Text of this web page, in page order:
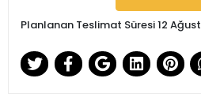
Planlanan Teslimat Süresi 12